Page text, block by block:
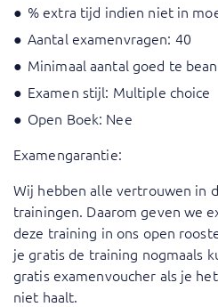
% extra tijd indien niet in
Aantal examenvragen: 40
Minimaal aantal goed te
Examen stijl: Multiple choice
Open Boek: Nee
Examengarantie:
Wij hebben alle vertrouwen in
trainingen. Daarom geven we
deze training in ons open
je gratis de training nogmaals
gratis examenvoucher als je
niet haalt.